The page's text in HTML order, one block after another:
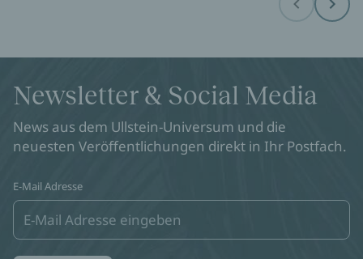
Before Next
Newsletter & Social Media
News aus dem Ullstein-Universum und die
neuesten Veröffentlichungen direkt in Ihr Postfach.
E-Mail Adresse